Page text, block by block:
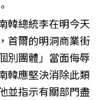
韓總統李在明今天
首爾的明洞商業街
別團體」當面侮辱
韓應堅決消除此類
並指示有關部門盡